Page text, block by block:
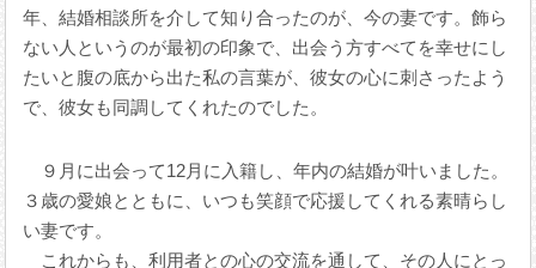
年、結婚相談所を介して知り合ったのが、今の妻です。飾ら
ない人というのが最初の印象で、出会う方すべてを幸せにし
たいと腹の底から出た私の言葉が、彼女の心に刺さったよう
で、彼女も同調してくれたのでした。
９月に出会って12月に入籍し、年内の結婚が叶いました。
３歳の愛娘とともに、いつも笑顔で応援してくれる素晴らし
い妻です。
これからも、利用者との心の交流を通して、その人にとっ